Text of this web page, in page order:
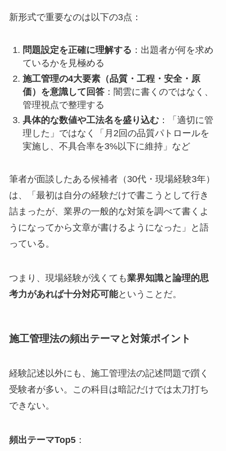
新形式で重要なのは以下の3点：
問題設定を正確に理解する ：出題者が何を求め
ているかを見極める
施工管理の4大要素（品質・工程・安全・原
価）を意識して回答：闇雲に書くのではなく、
管理視点で整理する
具体的な数値や工法名を盛り込む：「適切に管
理した」ではなく「月2回の品質パトロールを
実施し、不具合率を3%以下に維持」など
筆者が面談したある候補者（30代・現場経験3年）
は、「最初は自分の経験だけで書こうとして行き
詰まったが、業界の一般的な対策を調べて書くよ
うになってから文章が書けるようになった」と語
っている。
つまり、現場経験が浅くても業界知識と論理的思
考力があれば十分対応可能ということだ。
施工管理法の頻出テーマと対策ポイント
経験記述以外にも、施工管理法の記述問題で躓く
受験者が多い。この科目は暗記だけでは太刀打ち
できない。
頻出テーマTop5：